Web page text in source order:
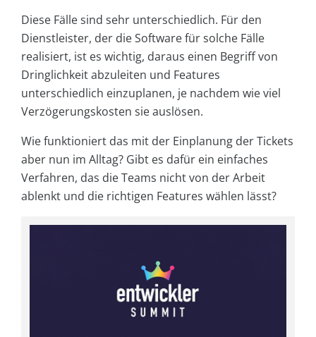
Diese Fälle sind sehr unterschiedlich. Für den
Dienstleister, der die Software für solche Fälle
realisiert, ist es wichtig, daraus einen Begriff von
Dringlichkeit abzuleiten und Features
unterschiedlich einzuplanen, je nachdem wie viel
Verzögerungskosten sie auslösen.
Wie funktioniert das mit der Einplanung der Tickets
aber nun im Alltag? Gibt es dafür ein einfaches
Verfahren, das die Teams nicht von der Arbeit
ablenkt und die richtigen Features wählen lässt?